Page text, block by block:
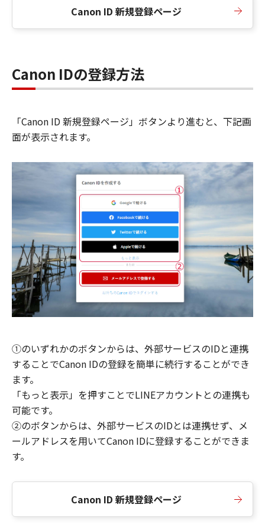
Canon ID 新規登録ページ
Canon IDの登録方法
「Canon ID 新規登録ページ」ボタンより進むと、下記画
面が表示されます。
①のいずれかのボタンからは、外部サービスのIDと連携
することでCanon IDの登録を簡単に続行することができ
ます。
「もっと表示」を押すことでLINEアカウントとの連携も
可能です。
②のボタンからは、外部サービスのIDとは連携せず、メ
ールアドレスを用いてCanon IDに登録することができま
す。
Canon ID 新規登録ページ